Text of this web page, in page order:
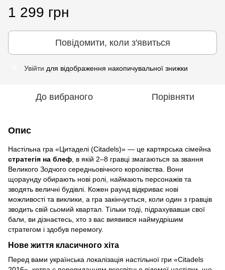
1 299 грн
Повідомити, коли з'явиться
Увійти для відображення накопичувальної знижки
До вибраного Порівняти
Опис
Настільна гра «Цитаделі (Citadels)» — це картярська сімейна
стратегія на блеф , в якій 2–8 гравці змагаються за звання
Великого Зодчого середньовічного королівства. Вони
щораунду обирають нові ролі, наймають персонажів та
зводять величні будівлі. Кожен раунд відкриває нові
можливості та виклики, а гра закінчується, коли один з гравців
зводить свій сьомий квартал. Тільки тоді, підрахувавши свої
бали, ви дізнаєтесь, хто з вас виявився наймудрішим
стратегом і здобув перемогу.
Нове життя класичного хіта
Перед вами українська локалізація настільної гри «Citadels